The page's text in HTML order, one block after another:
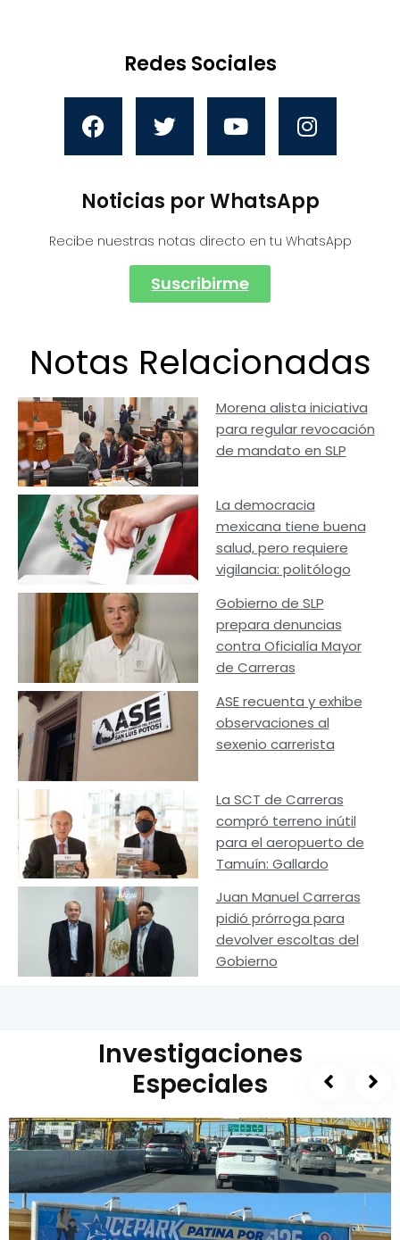
Redes Sociales
Noticias por WhatsApp
Recibe nuestras notas directo en tu WhatsApp
Suscribirme
Notas Relacionadas
Morena alista iniciativa
para regular revocación
de mandato en SLP
La democracia
mexicana tiene buena
salud, pero requiere
vigilancia: politólogo
Gobierno de SLP
prepara denuncias
contra Oficialía Mayor
de Carreras
ASE recuenta y exhibe
observaciones al
sexenio carrerista
La SCT de Carreras
compró terreno inútil
para el aeropuerto de
Tamuín: Gallardo
Juan Manuel Carreras
pidió prórroga para
devolver escoltas del
Gobierno
Investigaciones
Especiales